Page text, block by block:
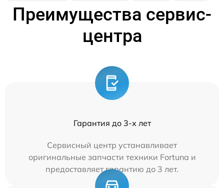
Преимущества сервис-
центра
Гарантия до 3-х лет
Сервисный центр устанавливает
оригинальные запчасти техники Fortuna и
предоставляет гарантию до 3 лет.